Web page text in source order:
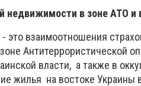
недвижимости в зоне АТО и
это взаимоотношения
Антитеррористической
власти, а также в
жилья на востоке